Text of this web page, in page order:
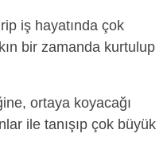
iş hayatında çok
bir zamanda kurtulup
ortaya koyacağı
ile tanışıp çok büyük